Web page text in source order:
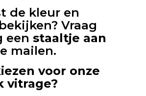
de kleur en
Vraag
een staaltje aan
mailen.
voor onze
vitrage?